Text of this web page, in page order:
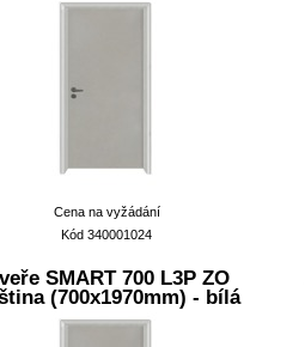
Cena na vyžádání
Kód 340001024
SMART 700 L3P ZO
(700x1970mm) - bílá